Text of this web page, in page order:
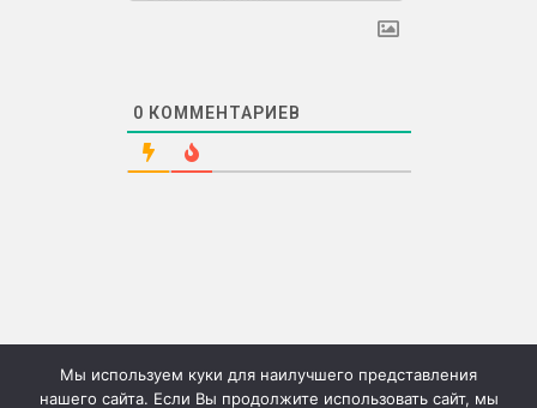
0 КОММЕНТАРИЕВ
Мы используем куки для наилучшего представления
нашего сайта. Если Вы продолжите использовать сайт, мы